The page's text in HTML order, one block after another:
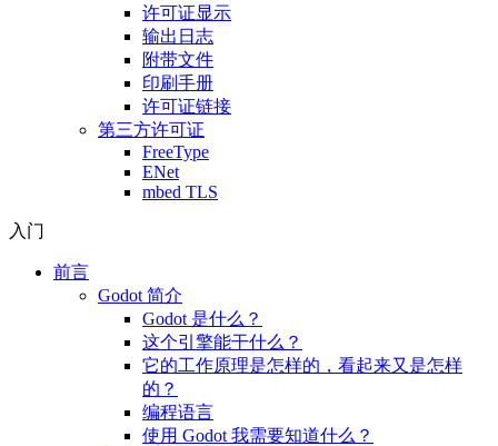
许可证显示
输出日志
附带文件
印刷手册
许可证链接
第三方许可证
FreeType
ENet
mbed TLS
入门
前言
Godot 简介
Godot 是什么？
这个引擎能干什么？
它的工作原理是怎样的，看起来又是怎样
的？
编程语言
使用 Godot 我需要知道什么？